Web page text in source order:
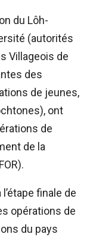
du Lôh-
(autorités
Villageois de
des
de jeunes,
ont
de
de la
finale de
opérations de
du pays